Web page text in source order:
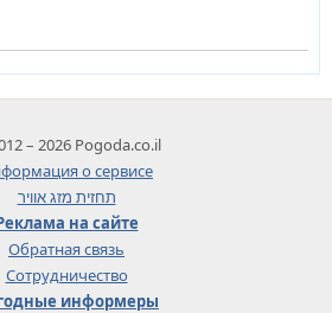
– 2026 Pogoda.co.il
о сервисе
תחזית מזג אוויר
на сайте
Обратная связь
Сотрудничество
информеры